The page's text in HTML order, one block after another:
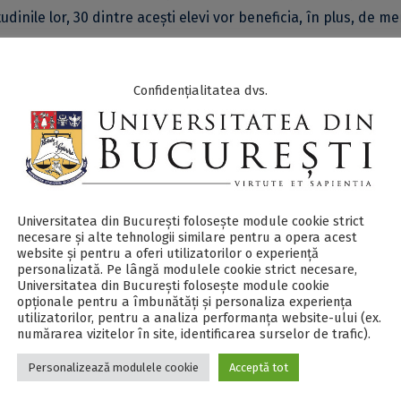
lor, 30 dintre acești elevi vor beneficia, în plus, de
a beneficia în continuare de acesta, elevii trebuie să
studiu șide minim 8 la disciplina pe care își doresc să o
an școlar și să fi finalizat toți anii școlari fără corigențe;
notelor obținute la finalul fiecărui semestru;
nu au realizat în cele trei luni de dinaintea depunerii
de familie mai mare decât salariul de bază minim net
Confidențialitatea dvs.
Universitatea din București folosește module cookie strict
necesare și alte tehnologii similare pentru a opera acest
website și pentru a oferi utilizatorilor o experiență
personalizată. Pe lângă modulele cookie strict necesare,
Universitatea din București folosește module cookie
opționale pentru a îmbunătăți și personaliza experiența
utilizatorilor, pentru a analiza performanța website-ului (ex.
numărarea vizitelor în site, identificarea surselor de trafic).
Personalizează modulele cookie Acceptă tot